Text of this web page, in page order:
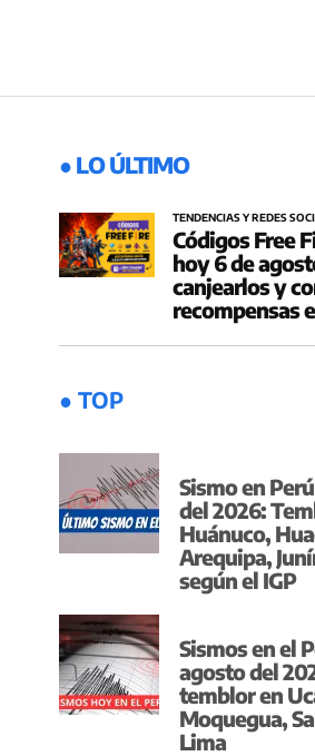
● LO ÚLTIMO
TENDENCIAS Y REDES
Códigos Free
hoy 6 de
canjearlos y
recompensas
● TOP
Sismo en
del 2026:
Huánuco,
Arequipa,
según el IGP
Sismos en el
agosto del
temblor en
Moquegua,
Lima